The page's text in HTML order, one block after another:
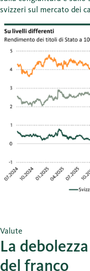
svizzeri sul mercato dei
Valute
La
del franco